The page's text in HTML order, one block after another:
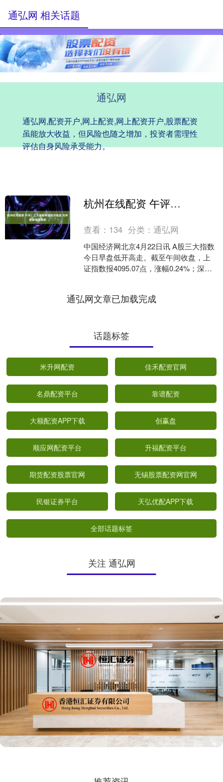
通弘网
通弘网,配资开户,网上配资,网上配资开户,股票配资
虽能放大收益，但风险也随之增加，投资者需理性
评估自身风险承受能力。
通弘网 相关话题
杭州在线配资 午评：三大指数早盘低开高走 元件板块涨幅居前
查看： 134 分类：通弘网
中国经济网北京4月22日讯 A股三大指数
今日早盘低开高走。截至午间收盘，上
证指数报4095.07点，涨幅0.24%；深证
通弘网文章已加载完成
话题标签
米升网配资 佳禾配资官网
名鼎配资平台 靠谱配资
大额配资APP下载 创赢盘
顺应网配资平台 升福配资平台
期货配资股票官网 无锡股票配资网官网
民银证券平台 天弘优配APP下载
全部话题标签
关注 通弘网